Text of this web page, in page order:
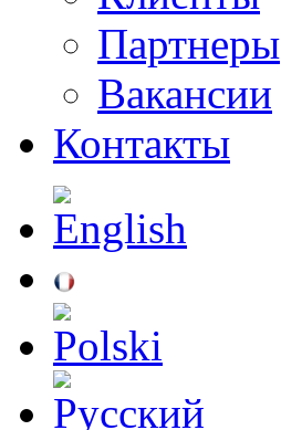
Партнеры
Вакансии
Контакты